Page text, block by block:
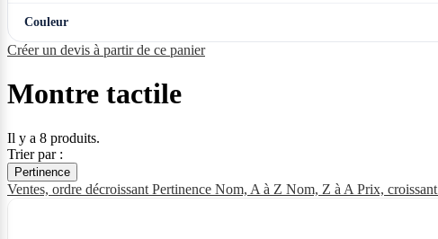
Couleur
Créer un devis à partir de ce panier
Montre tactile
Il y a 8 produits.
Trier par :
Pertinence
Ventes, ordre décroissant Pertinence Nom, A à Z Nom, Z à A Prix, croissant